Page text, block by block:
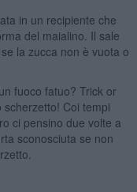
in un recipiente che
del maialino. Il sale
la zucca non è vuota o
fuoco fatuo? Trick or
Coi tempi
ci pensino due volte a
sconosciuta se non